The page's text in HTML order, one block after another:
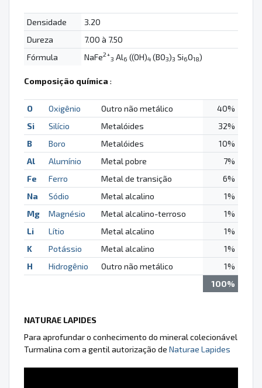
Densidade
3.20
Dureza
7.00 à 7.50
Fórmula
NaFe2+
3 Al6 ((OH)4 (BO3)3 Si6O18)
Composição química :
O Oxigênio Outro não metálico
40%
Si
Silício Metalóides
32%
B
Boro Metalóides
10%
Al
Alumínio Metal pobre
7%
Fe
Ferro Metal de transição
6%
Na
Sódio Metal alcalino
1%
Mg
Magnésio Metal alcalino-terroso
1%
Li
Lítio Metal alcalino
1%
K
Potássio Metal alcalino
1%
H
Hidrogênio Outro não metálico
1%
100%
NATURAE LAPIDES
Para aprofundar o conhecimento do mineral colecionável
Turmalina com a gentil autorização de Naturae Lapides